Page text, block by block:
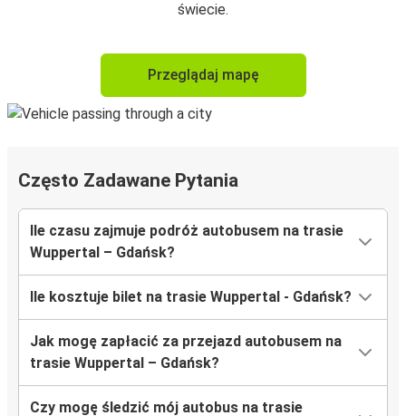
świecie.
Przeglądaj mapę
Często Zadawane Pytania
Ile czasu zajmuje podróż autobusem na trasie
Wuppertal – Gdańsk?
Ile kosztuje bilet na trasie Wuppertal - Gdańsk?
Jak mogę zapłacić za przejazd autobusem na
trasie Wuppertal – Gdańsk?
Czy mogę śledzić mój autobus na trasie